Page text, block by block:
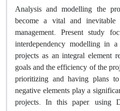
Analysis and modelling the
become a vital and
management. Present study
interdependency modelling in
projects as an integral element
goals and the efficiency of the
prioritizing and having plans
negative elements play a
projects. In this paper, using